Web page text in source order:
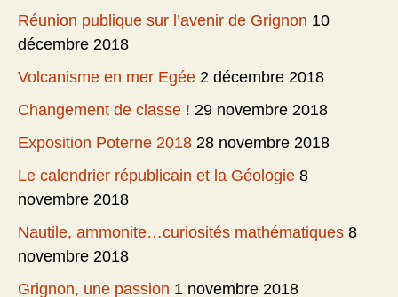
Réunion publique sur l’avenir de Grignon 10
décembre 2018
Volcanisme en mer Egée 2 décembre 2018
Changement de classe ! 29 novembre 2018
Exposition Poterne 2018 28 novembre 2018
Le calendrier républicain et la Géologie 8
novembre 2018
Nautile, ammonite…curiosités mathématiques 8
novembre 2018
Grignon, une passion 1 novembre 2018